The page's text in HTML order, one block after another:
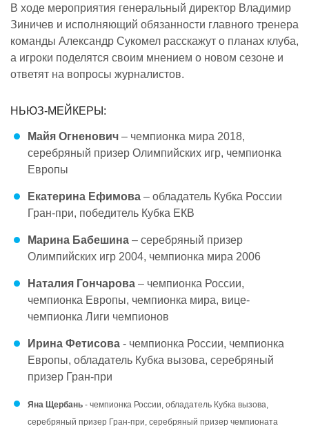
В ходе мероприятия генеральный директор Владимир
Зиничев и исполняющий обязанности главного тренера
команды Александр Сукомел расскажут о планах клуба,
а игроки поделятся своим мнением о новом сезоне и
ответят на вопросы журналистов.
НЬЮЗ-МЕЙКЕРЫ:
Майя Огненович – чемпионка мира 2018,
серебряный призер Олимпийских игр, чемпионка
Европы
Екатерина Ефимова – обладатель Кубка России
Гран-при, победитель Кубка ЕКВ
Марина Бабешина – серебряный призер
Олимпийских игр 2004, чемпионка мира 2006
Наталия Гончарова – чемпионка России,
чемпионка Европы, чемпионка мира, вице-
чемпионка Лиги чемпионов
Ирина Фетисова - чемпионка России, чемпионка
Европы, обладатель Кубка вызова, серебряный
призер Гран-при
Яна Щербань - чемпионка России, обладатель Кубка вызова,
серебряный призер Гран-при, серебряный призер чемпионата